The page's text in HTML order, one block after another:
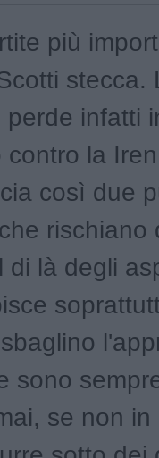
più
stecca.
perde infatti
la
così due
rischiano
di là degli
sono
se non